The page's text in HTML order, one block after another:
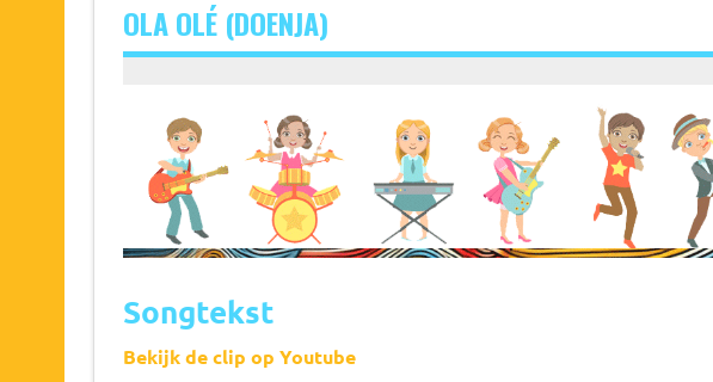
OLA OLÉ (DOENJA)
Songtekst
Bekijk de clip op Youtube